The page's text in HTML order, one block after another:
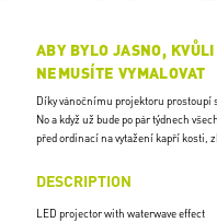
ABY BYLO JASNO,
NEMUSÍTE VYMALOVAT
Díky vánočnímu projektoru prostoupí
No a když už bude po pár týdnech
před ordinací na vytažení kapří kosti,
DESCRIPTION
LED projector with waterwave effect